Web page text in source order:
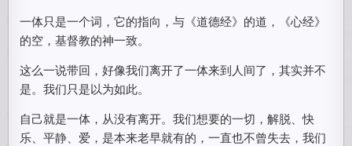
一体只是一个词，它的指向，与《道德经》的道，《心经》
的空，基督教的神一致。
这么一说带回，好像我们离开了一体来到人间了，其实并不
是。我们只是以为如此。
自己就是一体，从没有离开。我们想要的一切，解脱、快
乐、平静、爱，是本来老早就有的，一直也不曾失去，我们